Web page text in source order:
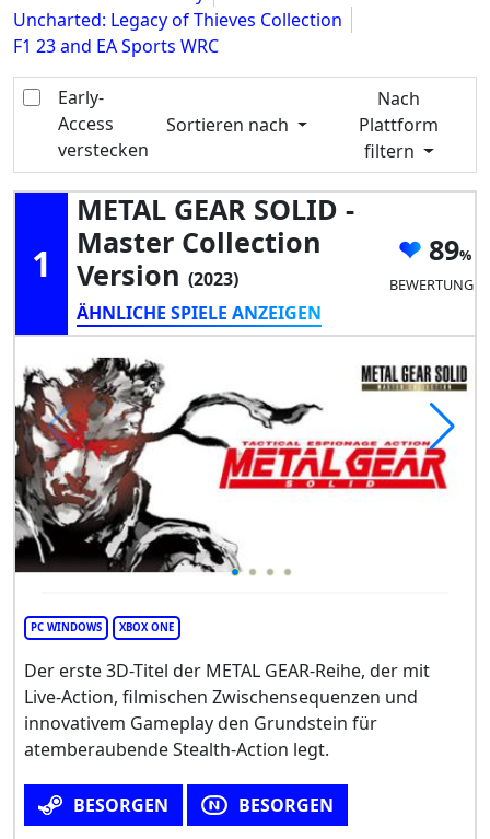
Uncharted: Legacy of Thieves Collection
F1 23 and EA Sports WRC
Early-
Access
verstecken
Sortieren nach
Nach
Plattform
filtern
1
METAL GEAR SOLID -
Master Collection
Version (2023)
ÄHNLICHE SPIELE ANZEIGEN
89
BEWERTUNG
PC WINDOWS XBOX ONE
Der erste 3D-Titel der METAL GEAR-Reihe, der mit
Live-Action, filmischen Zwischensequenzen und
innovativem Gameplay den Grundstein für
atemberaubende Stealth-Action legt.
BESORGEN BESORGEN